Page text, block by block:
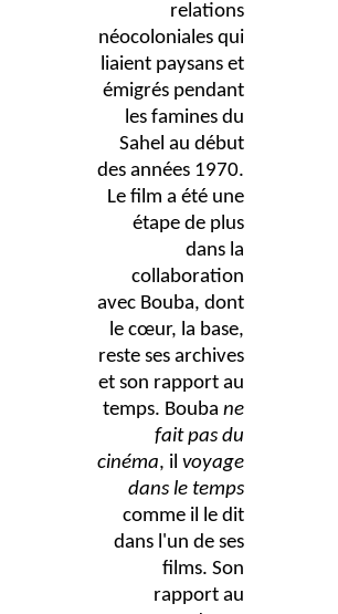
relations
néocoloniales qui
liaient paysans et
émigrés pendant
les famines du
Sahel au début
des années 1970.
Le film a été une
étape de plus
dans la
collaboration
avec Bouba, dont
le cœur, la base,
reste ses archives
et son rapport au
temps. Bouba ne
fait pas du
cinéma, il voyage
dans le temps
comme il le dit
dans l'un de ses
films. Son
rapport au